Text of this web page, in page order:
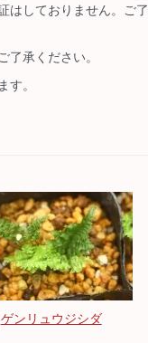
はしておりません。ご了
承ください。
す。
ゲンリュウジシダ